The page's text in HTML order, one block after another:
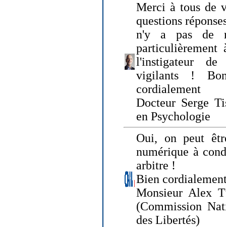
Merci à tous de
questions
n'y a pas de
l'instigateur de
vigilants !
cordialement
Docteur Serge
en Psychologie
Oui, on peut
numérique à
arbitre !
Bien
Monsieur Alex
(Commission
des Libertés)